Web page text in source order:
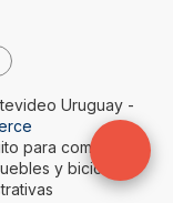
Uruguay -
para compras
y bicicletas-